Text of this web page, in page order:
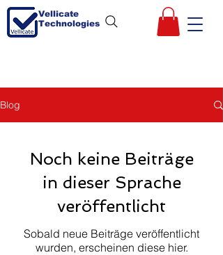
Vellicate
Technologies
Blog
Noch keine Beiträge
in dieser Sprache
veröffentlicht
Sobald neue Beiträge veröffentlicht
wurden, erscheinen diese hier.